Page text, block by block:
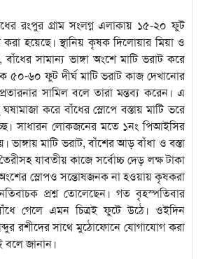
রংপুর গ্রাম সংলগ্ন এলাকায় ১৫-২০ ফুট
করা হয়েছে। স্থানিয় কৃষক দিলোয়ার মিয়া ও
বাঁধের সামান্য ভাঙ্গা অংশে মাটি ভরাট করে
৫০-৬০ ফুট দীর্ঘ মাটি ভরাট কাজ দেখানোর
সামিল বলে তারা মন্তব্য করেন। এ
করে বাঁধের স্লোপে বস্তায় মাটি ভরে
সাধারন লোকজনের মতে ১নং পিআইসির
মাটি ভরাট, বাঁশের আড় বাঁধা ও বস্তা
যাবতীয় কাজে সর্বোচ্চ দেড় লক্ষ টাকা
অংশের স্লোপও সন্তোষজনক না হওয়ায় কৃষকরা
প্রশ্ন তোলেছেন। গত বৃহস্পতিবার
গেলে এমন চিত্রই ফুটে উঠে। ওইদিন
রশীদের সাথে মুঠোফোনে যোগাযোগ করা
বলে জানান।